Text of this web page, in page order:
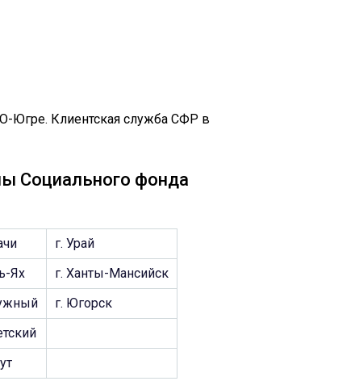
Социального фонда
г. Урай
Ях
г. Ханты-Мансийск
г. Югорск